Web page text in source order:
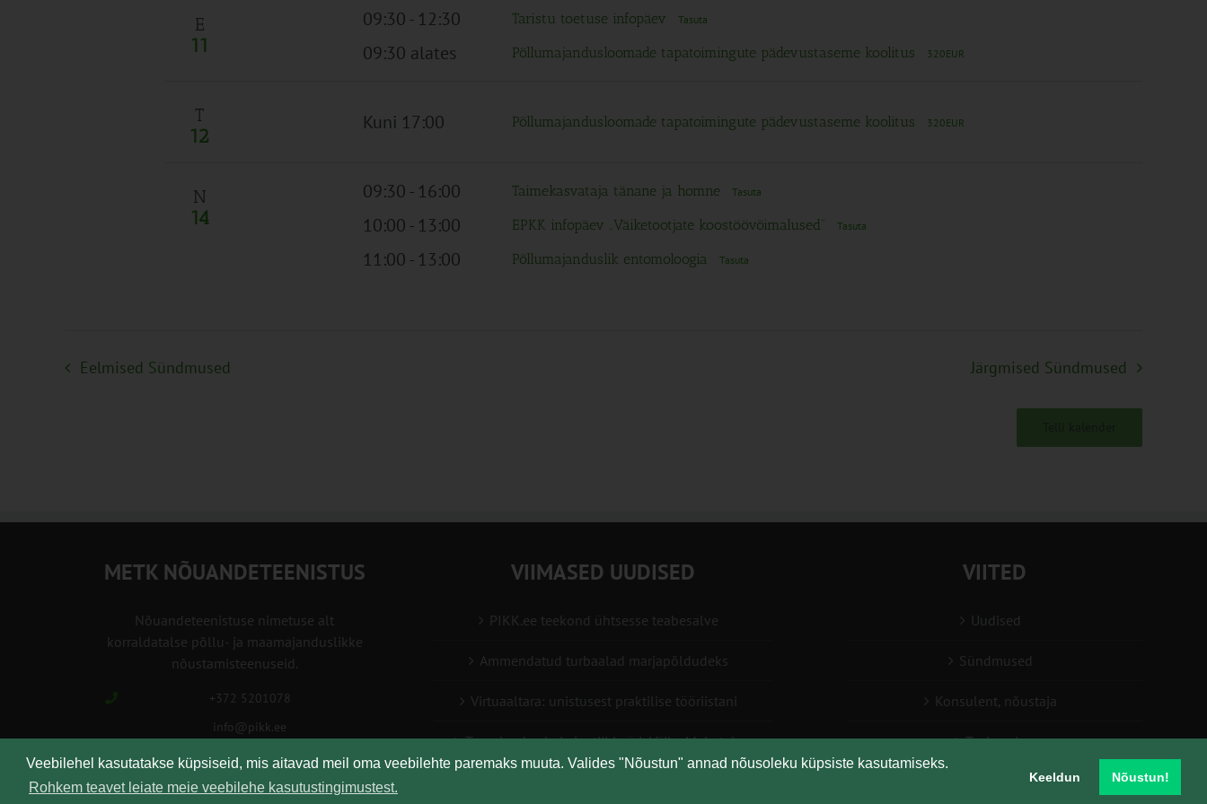
Veebilehel kasutatakse küpsiseid, mis aitavad meil oma veebilehte paremaks muuta. Valides "Nõustun" annad nõusoleku küpsiste kasutamiseks.
Rohkem teavet leiate meie veebilehe kasutustingimustest.
Keeldun Nõustun!
E
11
09:30- 12:30 Taristu toetuse infopäev Tasuta
09:30 alates Põllumajandusloomade tapatoimingute pädevustaseme koolitus 320EUR
T
12
Kuni 17:00 Põllumajandusloomade tapatoimingute pädevustaseme koolitus 320EUR
N
14
09:30- 16:00 Taimekasvataja tänane ja homne Tasuta
10:00- 13:00 EPKK infopäev „Väiketootjate koostöövõimalused“ Tasuta
11:00- 13:00 Põllumajanduslik entomoloogia Tasuta
Eelmised Sündmused Järgmised Sündmused
METK NÕUANDETEENISTUS
Nõuandeteenistuse nimetuse alt
korraldatalse põllu- ja maamajanduslikke
nõustamisteenuseid.
+372 5201078
info@pikk.ee
VIIMASED UUDISED
PIKK.ee teekond ühtsesse teabesalve
Ammendatud turbaalad marjapõldudeks
Virtuaaltara: unistusest praktilise tööriistani
Turuaiandus kui elustiil ja äri: Väike Mahetalu
VIITED
Uudised
Sündmused
Konsulent, nõustaja
Teabesalv
Liitu uudiskirjaga